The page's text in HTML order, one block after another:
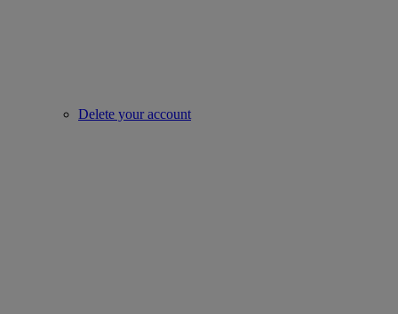
Delete your account